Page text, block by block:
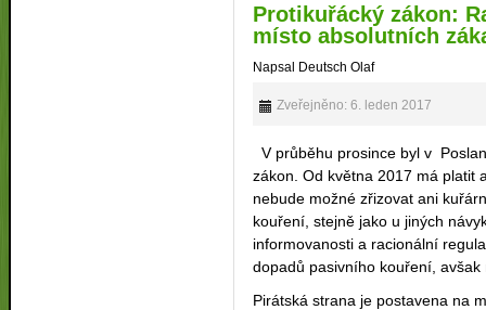
Protikuřácký zákon:
místo absolutních
Napsal Deutsch Olaf
Zveřejněno: 6. leden 2017
V průběhu prosince byl v
zákon. Od května 2017 má platit
nebude možné zřizovat ani
kouření, stejně jako u jiných
informovanosti a racionální
dopadů pasivního kouření,
Pirátská strana je postavena na